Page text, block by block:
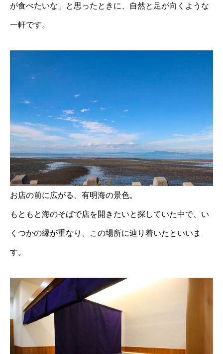
が食べたいな」と思ったときに、自然と足が向くような
一軒です。
お店の前に広がる、有明海の景色。
もともと海のそばで店を開きたいと探していた中で、い
くつかの縁が重なり、この場所に辿り着いたといいま
す。